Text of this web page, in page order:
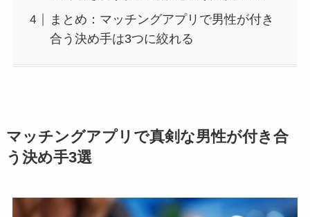
まとめ：マッチングアプリで男性が付き
合う決め手は3つに絞れる
マッチングアプリで真剣な男性が付き合
う決め手3選